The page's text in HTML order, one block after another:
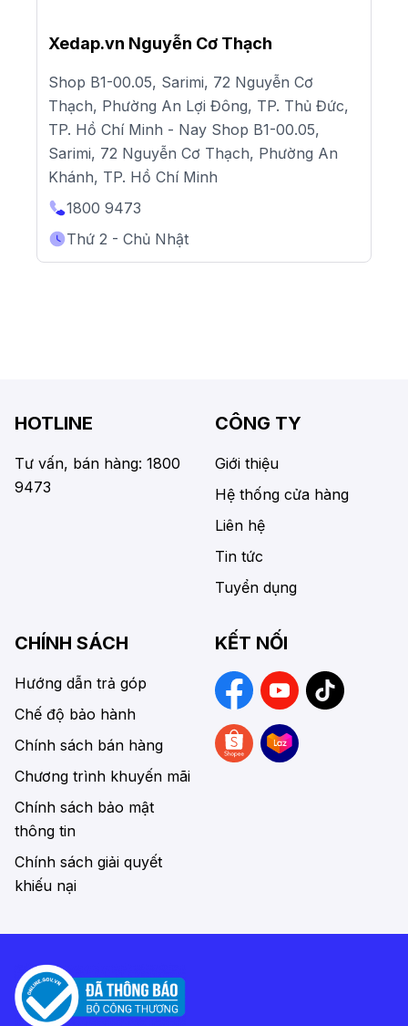
Xedap.vn Nguyễn Cơ Thạch
Shop B1-00.05, Sarimi, 72 Nguyễn Cơ
Thạch, Phường An Lợi Đông, TP. Thủ Đức,
TP. Hồ Chí Minh - Nay Shop B1-00.05,
Sarimi, 72 Nguyễn Cơ Thạch, Phường An
Khánh, TP. Hồ Chí Minh
1800 9473
Thứ 2 - Chủ Nhật
HOTLINE
Tư vấn, bán hàng: 1800
9473
CÔNG TY
Giới thiệu
Hệ thống cửa hàng
Liên hệ
Tin tức
Tuyển dụng
CHÍNH SÁCH
Hướng dẫn trả góp
Chế độ bảo hành
Chính sách bán hàng
Chương trình khuyến mãi
Chính sách bảo mật
thông tin
Chính sách giải quyết
khiếu nại
KẾT NỐI